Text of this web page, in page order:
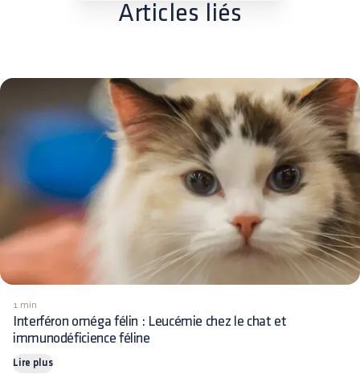
Articles liés
1 min
Interféron oméga félin : Leucémie chez le chat et
immunodéficience féline
Lire plus